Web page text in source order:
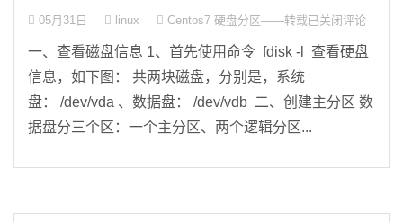
05月31日 linux Centos7 硬盘分区——转载已关闭评论
一、查看磁盘信息 1、首先使用命令 fdisk -l 查看硬盘
信息，如下图： 共两块磁盘，分别是，系统
盘： /dev/vda 、数据盘： /dev/vdb 二、创建主分区 数
据盘分三个区：一个主分区、两个逻辑分区...